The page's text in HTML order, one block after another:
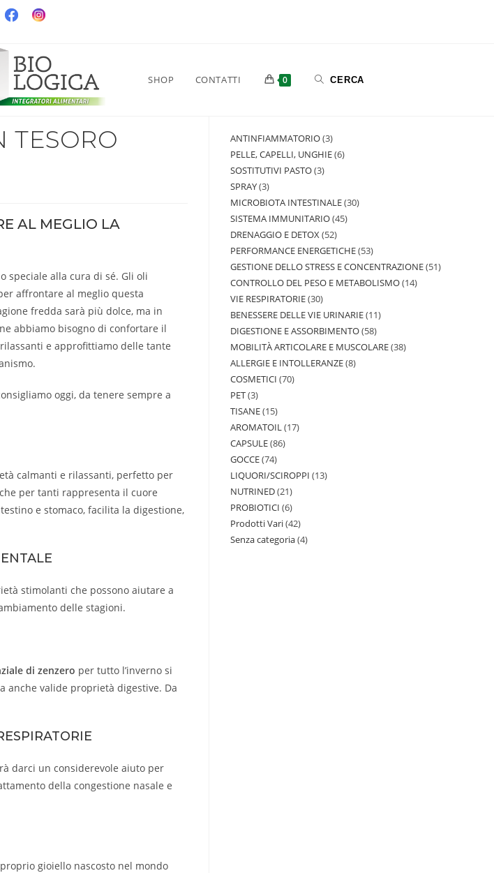
SHOP CONTATTI 0
TESORO
AL MEGLIO LA
speciale alla cura di sé. Gli oli
affrontare al meglio questa
fredda sarà più dolce, ma in
abbiamo bisogno di confortare il
e approfittiamo delle tante
oggi, da tenere sempre a
calmanti e rilassanti, perfetto per
per tanti rappresenta il cuore
e stomaco, facilita la digestione,
stimolanti che possono aiutare a
delle stagioni.
di zenzero per tutto l’inverno si
anche valide proprietà digestive. Da
darci un considerevole aiuto per
della congestione nasale e
gioiello nascosto nel mondo
ANTINFIAMMATORIO 3
PELLE, CAPELLI, UNGHIE 6
SOSTITUTIVI PASTO 3
SPRAY 3
MICROBIOTA INTESTINALE 30
SISTEMA IMMUNITARIO 45
DRENAGGIO E DETOX 52
PERFORMANCE ENERGETICHE 53
GESTIONE DELLO STRESS E CONCENTRAZIONE 51
CONTROLLO DEL PESO E METABOLISMO 14
VIE RESPIRATORIE 30
BENESSERE DELLE VIE URINARIE 11
DIGESTIONE E ASSORBIMENTO 58
MOBILITÀ ARTICOLARE E MUSCOLARE 38
ALLERGIE E INTOLLERANZE 8
COSMETICI 70
PET 3
TISANE 15
AROMATOIL 17
CAPSULE 86
GOCCE 74
LIQUORI/SCIROPPI 13
NUTRINED 21
PROBIOTICI 6
Prodotti Vari 42
Senza categoria 4